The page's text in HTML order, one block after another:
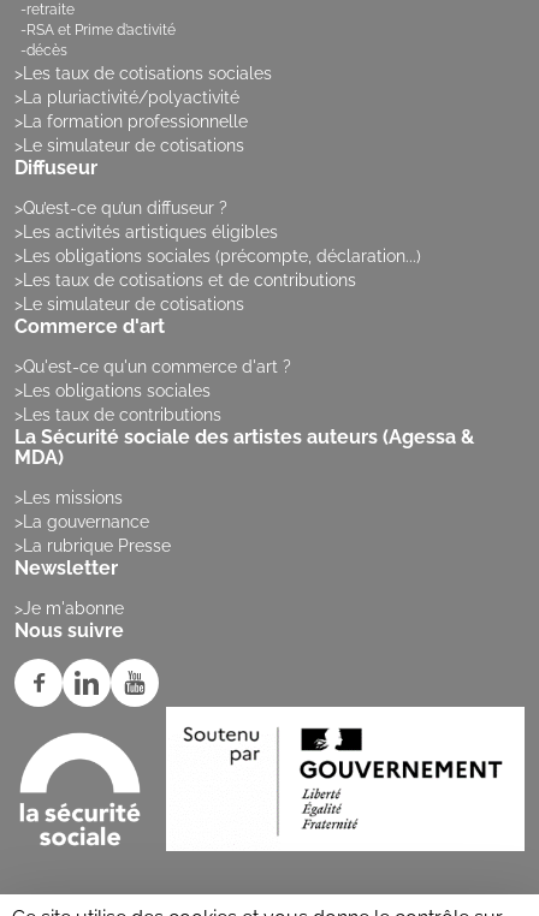
retraite
RSA et Prime d’activité
décès
Les taux de cotisations sociales
La pluriactivité/polyactivité
La formation professionnelle
Le simulateur de cotisations
Diffuseur
Qu’est-ce qu’un diffuseur ?
Les activités artistiques éligibles
Les obligations sociales (précompte, déclaration...)
Les taux de cotisations et de contributions
Le simulateur de cotisations
Commerce d'art
Qu'est-ce qu'un commerce d'art ?
Les obligations sociales
Les taux de contributions
La Sécurité sociale des artistes auteurs (Agessa &
MDA)
Les missions
La gouvernance
La rubrique Presse
Newsletter
Je m'abonne
Nous suivre